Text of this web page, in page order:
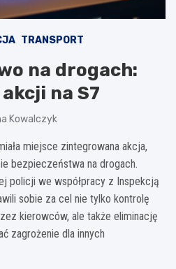
TRANSPORT
na drogach:
na S7
Kowalczyk
miejsce zintegrowana akcja,
bezpieczeństwa na drogach.
policji we współpracy z Inspekcją
sobie za cel nie tylko kontrolę
kierowców, ale także eliminację
zagrożenie dla innych